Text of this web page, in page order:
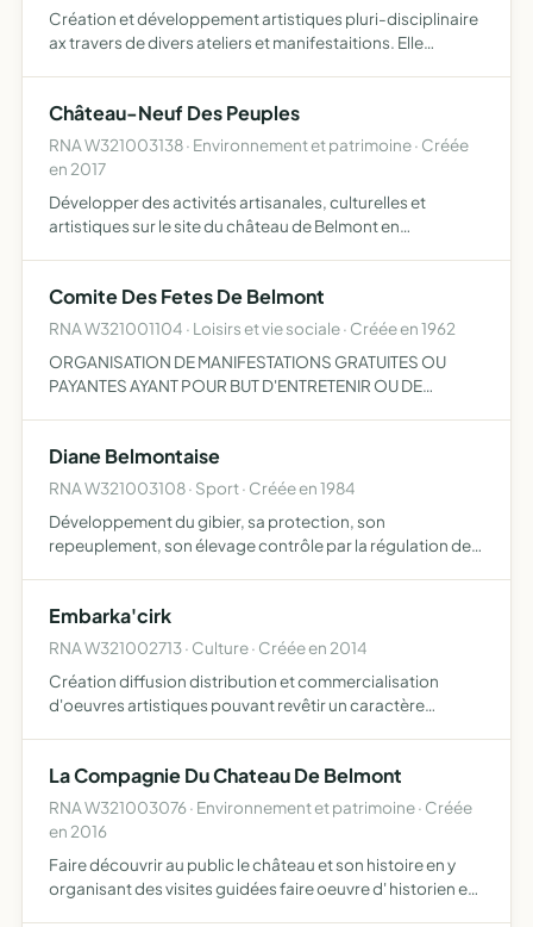
Création et développement artistiques pluri-disciplinaire
ax travers de divers ateliers et manifestaitions. Elle
Château-Neuf Des Peuples
RNA W321003138 · Environnement et patrimoine · Créée
en 2017
Développer des activités artisanales, culturelles et
artistiques sur le site du château de Belmont en
lesquels…
Comite Des Fetes De Belmont
RNA W321001104 · Loisirs et vie sociale · Créée en 1962
ORGANISATION DE MANIFESTATIONS GRATUITES OU
PAYANTES AYANT POUR BUT D'ENTRETENIR OU DE
Diane Belmontaise
RNA W321003108 · Sport · Créée en 1984
Développement du gibier, sa protection, son
repeuplement, son élevage contrôle par la régulation des
territoi…
Embarka'cirk
RNA W321002713 · Culture · Créée en 2014
Création diffusion distribution et commercialisation
d'oeuvres artistiques pouvant revêtir un caractère
La Compagnie Du Chateau De Belmont
RNA W321003076 · Environnement et patrimoine · Créée
en 2016
Faire découvrir au public le château et son histoire en y
organisant des visites guidées faire oeuvre d' historien en